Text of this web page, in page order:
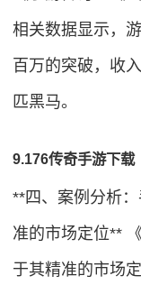
相关数据显示，
百万的突破，收
匹黑马。
9.176传奇手游下载
**四、案例分析
准的市场定位**
于其精准的市场